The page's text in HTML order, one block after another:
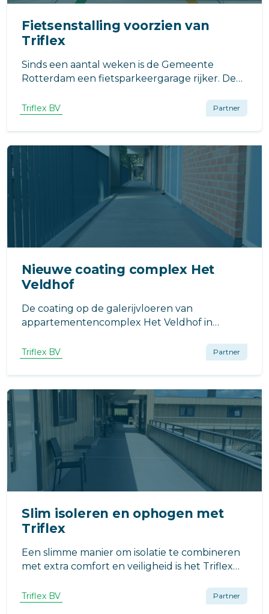
Fietsenstalling voorzien van
Triflex
Sinds een aantal weken is de Gemeente
Rotterdam een fietsparkeergarage rijker. De
van Triflex!
Triflex BV Partner
Nieuwe coating complex Het
Veldhof
De coating op de galerijvloeren van
appartementencomplex Het Veldhof in
levensduur en diende gerenoveerd te
worden met een nieuwe hoogwaardige
coating.
Triflex BV Partner
Slim isoleren en ophogen met
Triflex
Een slimme manier om isolatie te combineren
met extra comfort en veiligheid is het Triflex
voor het isoleren en/of ophogen van balkon-,
Triflex BV Partner